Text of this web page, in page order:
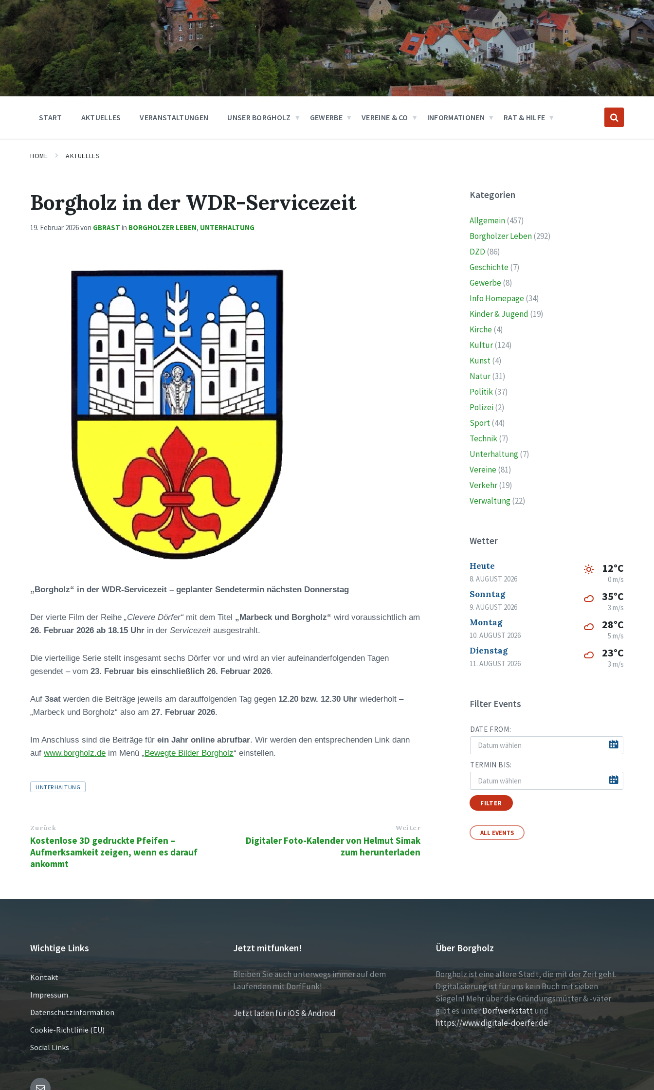
START AKTUELLES VERANSTALTUNGEN UNSER BORGHOLZ GEWERBE VEREINE & CO INFORMATIONEN RAT & HILFE
HOME AKTUELLES
Borgholz in der WDR-Servicezeit
19. Februar 2026von GBRAST in BORGHOLZER LEBEN, UNTERHALTUNG
„Borgholz“ in der WDR-Servicezeit – geplanter Sendetermin nächsten Donnerstag
Der vierte Film der Reihe „Clevere Dörfer“ mit dem Titel „Marbeck und Borgholz“ wird voraussichtlich am
26. Februar 2026 ab 18.15 Uhr in der Servicezeitausgestrahlt.
Die vierteilige Serie stellt insgesamt sechs Dörfer vor und wird an vier aufeinanderfolgenden Tagen
gesendet – vom 23. Februar bis einschließlich 26. Februar 2026.
Auf 3sat werden die Beiträge jeweils am darauffolgenden Tag gegen 12.20 bzw. 12.30 Uhr wiederholt –
„Marbeck und Borgholz“ also am 27. Februar 2026.
Im Anschluss sind die Beiträge für ein Jahr online abrufbar. Wir werden den entsprechenden Link dann
auf www.borgholz.de im Menü „Bewegte Bilder Borgholz“ einstellen.
Tags
UNTERHALTUNG
Zurück
Kostenlose 3D gedruckte Pfeifen –
Aufmerksamkeit zeigen, wenn es darauf
ankommt
Weiter
Digitaler Foto-Kalender von Helmut Simak
zum herunterladen
Kategorien
Allgemein(457)
Borgholzer Leben(292)
DZD (86)
Geschichte(7)
Gewerbe(8)
Info Homepage(34)
Kinder & Jugend (19)
Kirche(4)
Kultur(124)
Kunst(4)
Natur(31)
Politik(37)
Polizei(2)
Sport(44)
Technik(7)
Unterhaltung(7)
Vereine(81)
Verkehr(19)
Verwaltung(22)
Wetter
Heute
8. AUGUST 2026
12°C
0 m/s
Sonntag
9. AUGUST 2026
35°C
3 m/s
Montag
10. AUGUST 2026
28°C
5 m/s
Dienstag
11. AUGUST 2026
23°C
3 m/s
Filter Events
DATE FROM:
TERMIN BIS:
FILTER
ALL EVENTS
Wichtige Links
Kontakt
Impressum
Datenschutzinformation
Cookie-Richtlinie (EU)
Social Links
Jetzt mitfunken!
Bleiben Sie auch unterwegs immer auf dem
Laufenden mit DorfFunk!
Jetzt laden für iOS & Android
Über Borgholz
Borgholz ist eine ältere Stadt, die mit der Zeit geht.
Digitalisierung ist für uns kein Buch mit sieben
Siegeln! Mehr über die Gründungsmütter & -väter
gibt es unterDorfwerkstattund
https://www.digitale-doerfer.de!
E-